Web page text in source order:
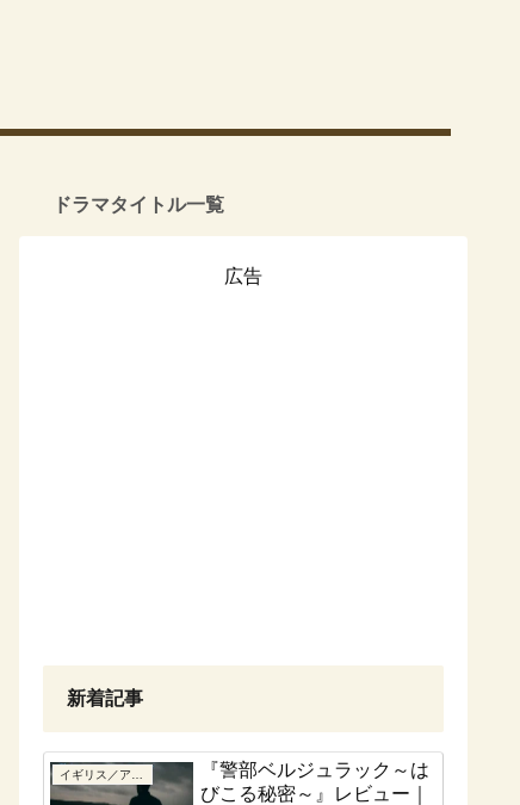
ドラマタイトル一覧
広告
新着記事
『警部ベルジュラック～は
びこる秘密～』レビュー｜